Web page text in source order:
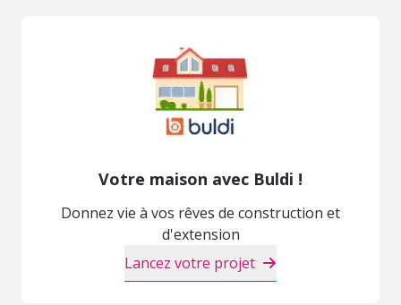
Votre maison avec Buldi !
Donnez vie à vos rêves de construction et
d'extension
Lancez votre projet